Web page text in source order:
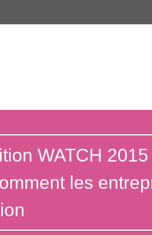
WATCH 2015
les